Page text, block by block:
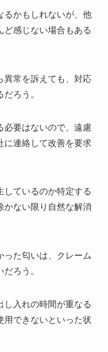
るかもしれないが、他
ど感じない場合もある
異常を訴えても、対応
ろう。
必要はないので、遠慮
に連絡して改善を要求
しているのか特定する
かない限り自然な解消
った匂いは、クレーム
ろう。
し入れの時間が重なる
用できないといった状